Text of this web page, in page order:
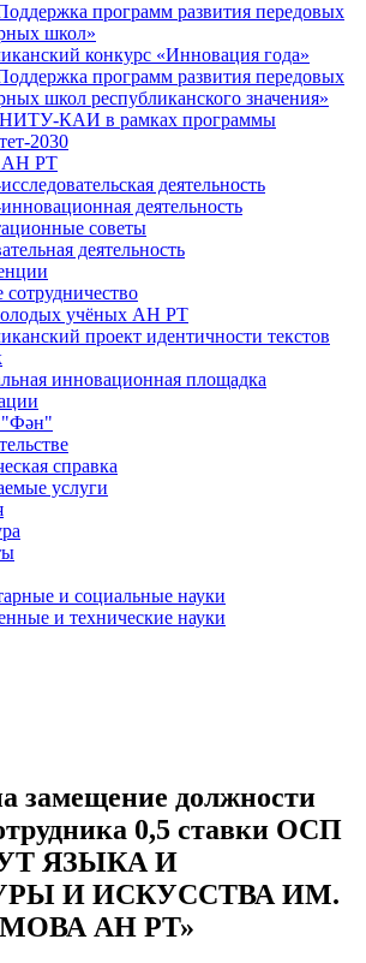
программ развития передовых
школ»
конкурс «Инновация года»
программ развития передовых
школ республиканского значения»
КАИ в рамках программы
2030
АН РТ
деятельность
деятельность
советы
деятельность
сотрудничество
учёных АН РТ
проект идентичности текстов
инновационная площадка
"Фән"
справка
услуги
и социальные науки
и технические науки
замещение должности
0,5 ставки ОСП
ЯЗЫКА И
И ИСКУССТВА ИМ.
АН РТ»